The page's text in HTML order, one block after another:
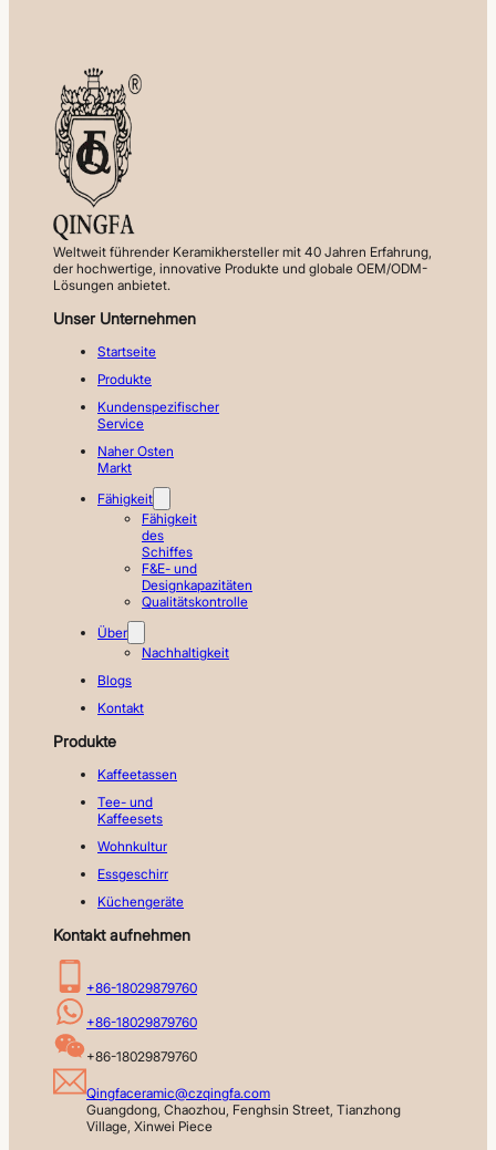
Weltweit führender Keramikhersteller mit 40 Jahren Erfahrung,
der hochwertige, innovative Produkte und globale OEM/ODM-
Lösungen anbietet.
Unser Unternehmen
Startseite
Produkte
Kundenspezifischer
Service
Naher Osten
Markt
Fähigkeit
Fähigkeit
des
Schiffes
F&E- und
Designkapazitäten
Qualitätskontrolle
Über
Nachhaltigkeit
Blogs
Kontakt
Produkte
Kaffeetassen
Tee- und
Kaffeesets
Wohnkultur
Essgeschirr
Küchengeräte
Kontakt aufnehmen
+86-18029879760
+86-18029879760
+86-18029879760
Qingfaceramic@czqingfa.com
Guangdong, Chaozhou, Fenghsin Street, Tianzhong
Village, Xinwei Piece